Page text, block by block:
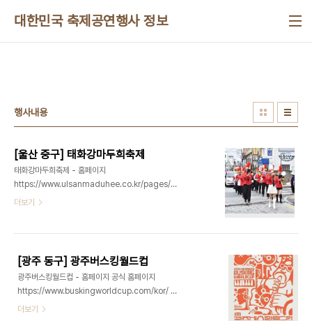
대한민국 축제공연행사 정보
행사내용
[울산 중구] 태화강마두희축제
태화강마두희축제 - 홈페이지
https://www.ulsanmaduhee.co.kr/pages/index.html
- 태화강마두희축제추진위원회 052-244-
통해 전통성과 정체성을 확립하고, 태화강을 활용한
오락과 체험의 여름 콘텐츠와 일탈 야간 콘텐츠인 치
맥 페스티벌을 접목시켜 주민 자율 주도형 관광축제
로 도약하고 있다. 전국에서 제일 먼저 열리는 여름축
제로 울산 시민 모두가 참여하는 마두희줄당기기를
더보기
[광주 동구] 광주버스킹월드컵
광주버스킹월드컵 - 홈페이지 공식 홈페이지
https://www.buskingworldcup.com/kor/ 공
식 인스타그램
더보기